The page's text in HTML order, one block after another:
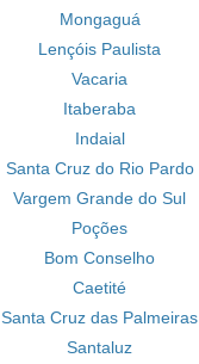
Mongaguá
Lençóis Paulista
Vacaria
Itaberaba
Indaial
Santa Cruz do Rio Pardo
Vargem Grande do Sul
Poções
Bom Conselho
Caetité
Santa Cruz das Palmeiras
Santaluz